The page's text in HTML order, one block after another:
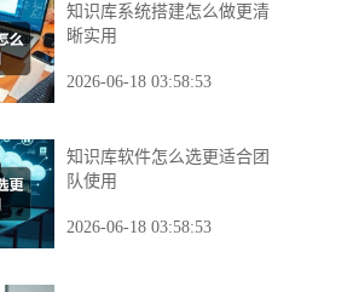
知识库系统搭建怎么做更清
晰实用
2026-06-18 03:58:53
知识库软件怎么选更适合团
队使用
2026-06-18 03:58:53